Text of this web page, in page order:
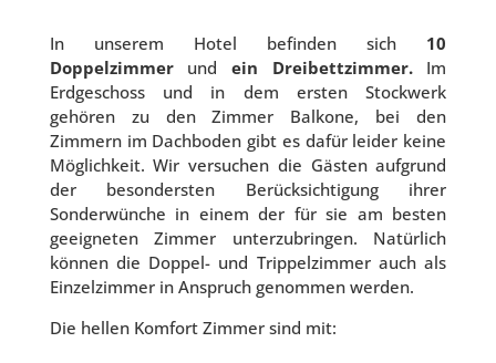
In unserem Hotel befinden sich 10
Doppelzimmerund ein Dreibettzimmer.Im
Erdgeschoss und in dem ersten Stockwerk
gehören zu den Zimmer Balkone, bei den
Zimmern im Dachboden gibt es dafür leider keine
Möglichkeit. Wir versuchen die Gästen aufgrund
der besondersten Berücksichtigung ihrer
Sonderwünche in einem der für sie am besten
geeigneten Zimmer unterzubringen. Natürlich
können die Doppel- und Trippelzimmer auch als
Einzelzimmer in Anspruch genommen werden.
Die hellen Komfort Zimmer sind mit: